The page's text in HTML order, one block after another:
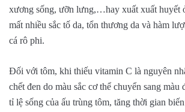
xương sống, ưỡn lưng,…hay xuất xuất huyết
mất nhiều sắc tố da, tổn thương da và hàm
cá rô phi.
Đối với tôm, khi thiếu vitamin C là nguyên
chết đen do màu sắc cơ thể chuyển sang màu
tỉ lệ sống của ấu trùng tôm, tăng thời gian